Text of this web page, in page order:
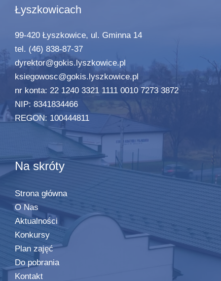
Łyszkowicach
99-420 Łyszkowice, ul. Gminna 14
tel. (46) 838-87-37
dyrektor@gokis.lyszkowice.pl
ksiegowosc@gokis.lyszkowice.pl
nr konta: 22 1240 3321 1111 0010 7273 3872
NIP: 8341834466
REGON: 100444811
Na skróty
Strona główna
O Nas
Aktualności
Konkursy
Plan zajęć
Do pobrania
Kontakt